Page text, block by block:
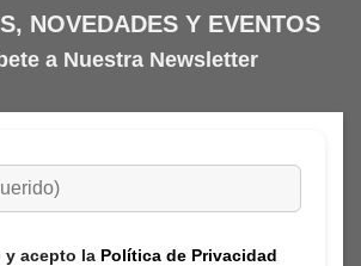
NOVEDADES Y EVENTOS
a Nuestra Newsletter
y acepto la Política de Privacidad